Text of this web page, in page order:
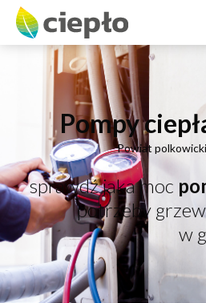
Pompy
Powiat
sprawdź jaka moc
potrzeby
w